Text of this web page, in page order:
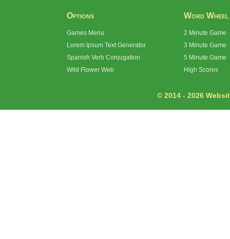
Options
Games Menu
Lorem Ipsum Text Generator
Spanish Verb Conjugation
Wild Flower Web
Word Wheel
2 Minute Game
3 Minute Game
5 Minute Game
High Scores
© 2014 - 2026